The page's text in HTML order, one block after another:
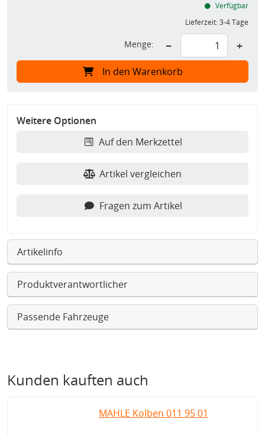
Verfügbar
Lieferzeit:3-4 Tage
Menge: − +
In den Warenkorb
Weitere Optionen
Auf den Merkzettel
Artikel vergleichen
Fragen zum Artikel
Artikelinfo
Produktverantwortlicher
Passende Fahrzeuge
Kunden kauften auch
MAHLE Kolben 011 95 01